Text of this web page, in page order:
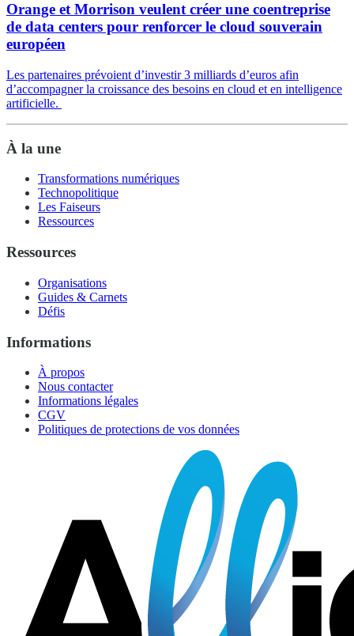
Orange et Morrison veulent créer une coentreprise
de data centers pour renforcer le cloud souverain
européen
Les partenaires prévoient d’investir 3 milliards d’euros afin
d’accompagner la croissance des besoins en cloud et en intelligence
artificielle.
À la une
Transformations numériques
Technopolitique
Les Faiseurs
Ressources
Ressources
Organisations
Guides & Carnets
Défis
Informations
À propos
Nous contacter
Informations légales
CGV
Politiques de protections de vos données